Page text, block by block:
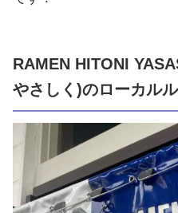
RAMEN HITONI
やさしく)のローカル